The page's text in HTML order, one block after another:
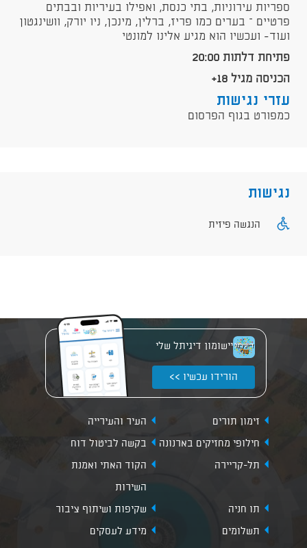
ספריות עירוניות, בתי כנסת, ואפילו בעיריות ובבתים
פרטיים – בערים כמו פריז, ברלין, מינכן, ניו יורק, וושינגטון
ועוד- ועכשיו הוא מגיע אלינו למונטי
פתיחת דלתות 20:00
הכניסה מגיל 18+
עזרי נגישות
כמפורט בגוף הפרסום
נגישות
הנגשה פיזית
יישומון דיגיתל שלי
הורידו עכשיו >>
זימון תורים
העיר והעירייה
חילופי מחזיקים בארנונה
בקשה לביטול דוח
תל-קריירה
הקוד האתי ואמנת
השירות
תו חניה
שקיפות ושיתוף ציבור
תשלומים
מידע לעסקים